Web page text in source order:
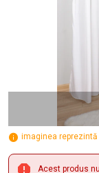
imaginea
Acest produs